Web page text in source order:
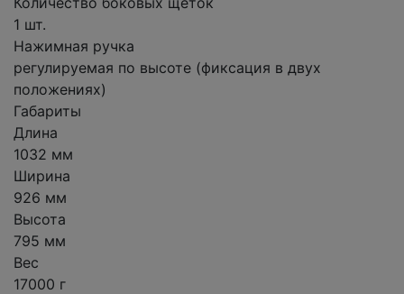
1 шт.
Нажимная ручка
регулируемая по высоте (фиксация в двух
положениях)
Габариты
Длина
1032 мм
Ширина
926 мм
Высота
795 мм
Вес
17000 г